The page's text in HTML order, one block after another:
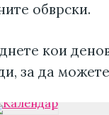
обврски.
кои
за да